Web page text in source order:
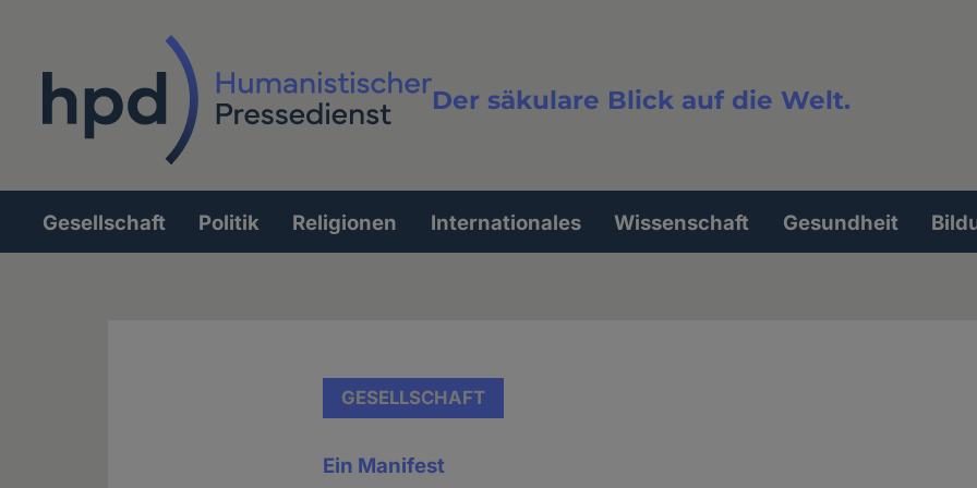
Der säkulare Blick auf die Welt.
Volltextsuche
Hauptnavigation
Gesellschaft Politik Religionen Internationales Wissenschaft Gesundheit
GESELLSCHAFT
Ein Manifest